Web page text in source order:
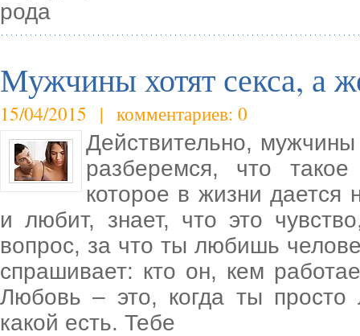
рода
Мужчины хотят секса, а
15/04/2015 | комментариев: 0
Действительно,
разберемся, что
которое в жизни дается
и любит, знает, что это
вопрос, за что ты любишь
спрашивает: кто он, кем
Любовь – это, когда ты
какой есть. Тебе